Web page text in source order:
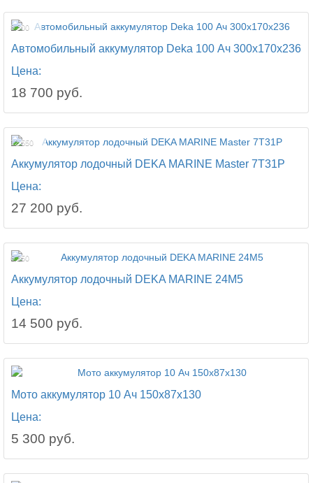
8 300
Автомобильный аккумулятор Deka 100 Ач 300x170x236
Цена:
18 700 руб.
12 550
Аккумулятор лодочный DEKA MARINE Master 7T31P
Цена:
27 200 руб.
6 250
Аккумулятор лодочный DEKA MARINE 24M5
Цена:
14 500 руб.
Мото аккумулятор 10 Ач 150x87x130
Цена:
5 300 руб.